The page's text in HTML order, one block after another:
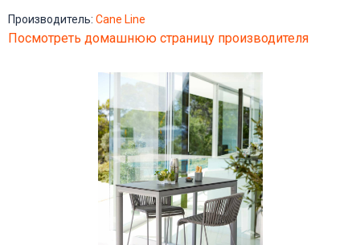
Производитель: Cane Line
Посмотреть домашнюю страницу производителя